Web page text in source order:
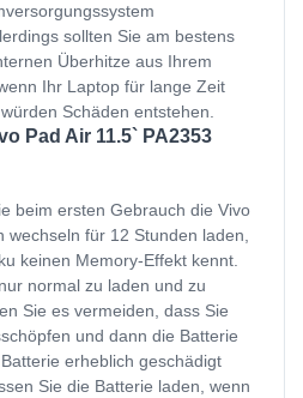
sollten Sie am bestens
Überhitze aus Ihrem
Ihr Laptop für lange Zeit
Schäden entstehen.
Pad Air 11.5` PA2353
beim ersten Gebrauch die Vivo
wechseln für 12 Stunden laden,
keinen Memory-Effekt kennt.
normal zu laden und zu
Sie es vermeiden, dass Sie
und dann die Batterie
erheblich geschädigt
Sie die Batterie laden, wenn